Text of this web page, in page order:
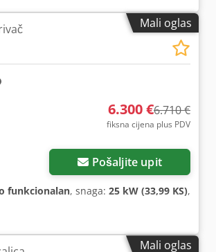
Mali oglas
6.300 €6.710 €
fiksna cijena plus PDV
Pošaljite upit
funkcionalan, snaga: 25 kW (33,99 KS),
Mali oglas